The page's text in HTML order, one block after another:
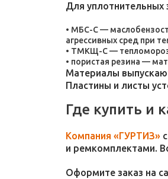
Для уплотнительных
МБС-С —
агрессивных сред при
ТМКЩ-С —
пористая резина —
Материалы
Пластины и листы
Где купить и
Компания «ГУРТИЗ»
и ремкомплектами.
Оформите заказ на